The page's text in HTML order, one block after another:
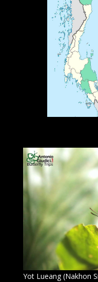
Yot Lueang (Nakhon